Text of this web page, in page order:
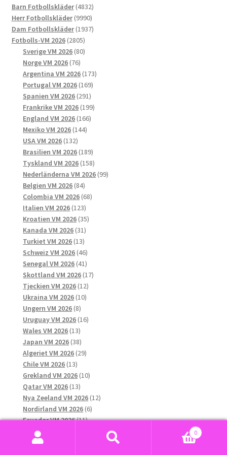
produkter
Barn Fotbollskläder 48324832
produkter
Herr Fotbollskläder 99909990
produkter
Dam Fotbollskläder 19371937
Fotbolls-VM 2026 28052805
produkter
Sverige VM 2026 8080
Norge VM 2026 7676
produkter
Argentina VM 2026 173173
Portugal VM 2026 169169
Spanien VM 2026 291291
produkter
Frankrike VM 2026 199199
England VM 2026 166166
Mexiko VM 2026 144144
USA VM 2026 132132
produkter
Brasilien VM 2026 189189
produkter
Tyskland VM 2026 158158
produkter
Nederländerna VM 2026 9999
Belgien VM 2026 8484
produkter
Colombia VM 2026 6868
Italien VM 2026 123123
produkter
Kroatien VM 2026 3535
Kanada VM 2026 3131
produkter
Turkiet VM 2026 1313
produkter
Schweiz VM 2026 4646
produkter
Senegal VM 2026 4141
produkter
Skottland VM 2026 1717
Tjeckien VM 2026 1212
Ukraina VM 2026 1010
Ungern VM 2026 88
produkter
Uruguay VM 2026 1616
Wales VM 2026 1313
produkter
Japan VM 2026 3838
produkter
Algeriet VM 2026 2929
Chile VM 2026 1313
produkter
Grekland VM 2026 1010
Qatar VM 2026 1313
produkter
Nya Zeeland VM 2026 1212
Nordirland VM 2026 66
produkter
Ecuador VM 2026 1111
produkter
Paraguay VM 2026
produkter
Marocko VM 2026
0